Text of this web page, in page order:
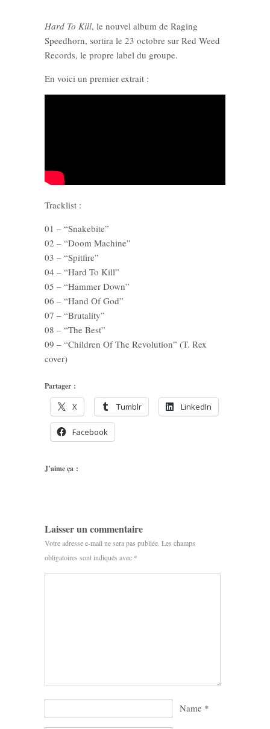
Hard To Kill, le nouvel album de Raging
Speedhorn, sortira le 23 octobre sur Red Weed
Records, le propre label du groupe.
En voici un premier extrait :
Tracklist :
01 – “Snakebite”
02 – “Doom Machine”
03 – “Spitfire”
04 – “Hard To Kill”
05 – “Hammer Down”
06 – “Hand Of God”
07 – “Brutality”
08 – “The Best”
09 – “Children Of The Revolution” (T. Rex
cover)
Partager :
X Tumblr LinkedIn
Facebook
J’aime ça :
Laisser un commentaire
Votre adresse e-mail ne sera pas publiée. Les champs
obligatoires sont indiqués avec *
Name *